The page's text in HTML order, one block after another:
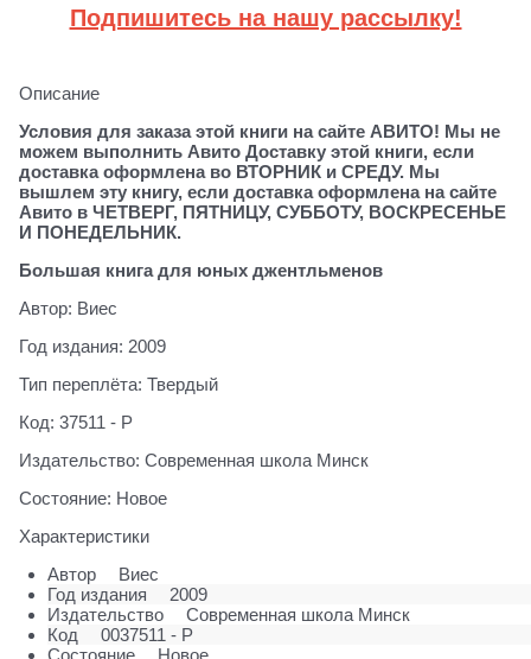
Подпишитесь на нашу рассылку!
Описание
Условия для заказа этой книги на сайте АВИТО! Мы не
можем выполнить Авито Доставку этой книги, если
доставка оформлена во ВТОРНИК и СРЕДУ. Мы
вышлем эту книгу, если доставка оформлена на сайте
Авито в ЧЕТВЕРГ, ПЯТНИЦУ, СУББОТУ, ВОСКРЕСЕНЬЕ
И ПОНЕДЕЛЬНИК.
Большая книга для юных джентльменов
Автор: Виес
Год издания: 2009
Тип переплёта: Твердый
Код: 37511 - Р
Издательство: Современная школа Минск
Состояние: Новое
Характеристики
Автор
Виес
Год издания
2009
Издательство
Современная школа Минск
Код
0037511 - Р
Состояние
Новое